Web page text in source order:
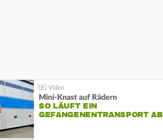
Mini-Knast auf Rädern
SO LÄUFT EIN
GEFANGENENTRANSPORT AB